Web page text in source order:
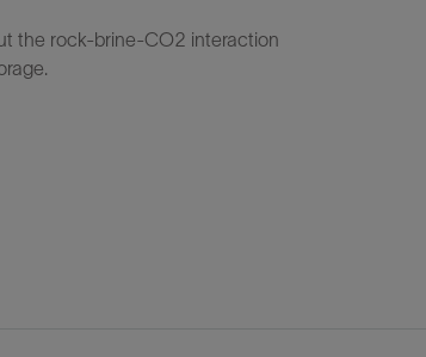
the rock-brine-CO2 interaction